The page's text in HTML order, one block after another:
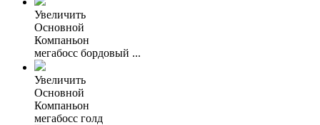
Увеличить
Основной
Компаньон
мегабосс бордовый ...
Увеличить
Основной
Компаньон
мегабосс голд